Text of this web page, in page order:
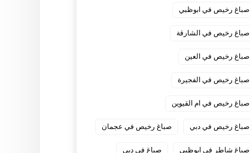
صباغ رخيص في ابوظبي
صباغ رخيص في الشارقة
صباغ رخيص في العين
صباغ رخيص في الفجيرة
صباغ رخيص في ام القيوين
صباغ رخيص في دبي صباغ رخيص في عجمان
صباغ شاطر في ابوظبي صباغ في دبي